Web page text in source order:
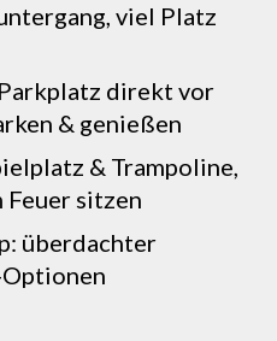
viel Platz
direkt vor
& genießen
& Trampoline,
Feuer sitzen
überdachter